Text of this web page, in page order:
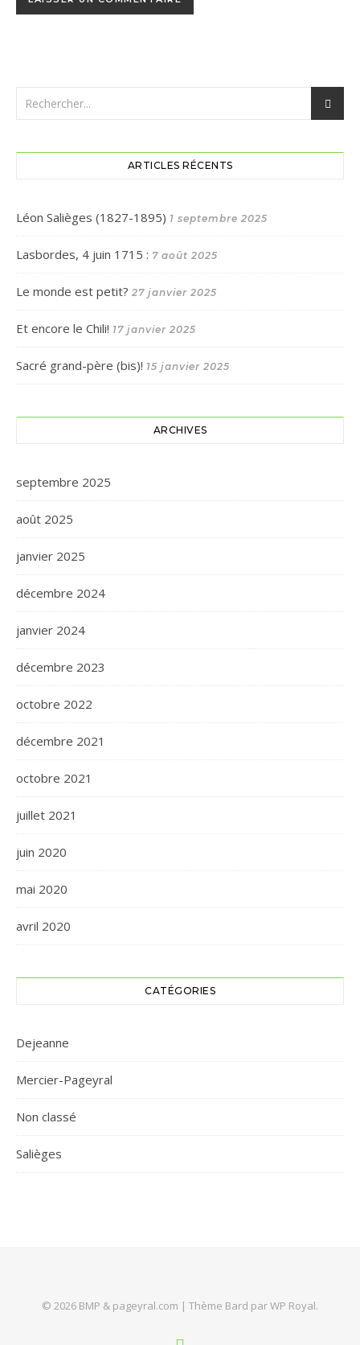
ARTICLES RÉCENTS
Léon Salièges (1827-1895) 1 septembre 2025
Lasbordes, 4 juin 1715 : 7 août 2025
Le monde est petit? 27 janvier 2025
Et encore le Chili! 17 janvier 2025
Sacré grand-père (bis)! 15 janvier 2025
ARCHIVES
septembre 2025
août 2025
janvier 2025
décembre 2024
janvier 2024
décembre 2023
octobre 2022
décembre 2021
octobre 2021
juillet 2021
juin 2020
mai 2020
avril 2020
CATÉGORIES
Dejeanne
Mercier-Pageyral
Non classé
Salièges
© 2026 BMP & pageyral.com | Thème Bard parWP Royal.